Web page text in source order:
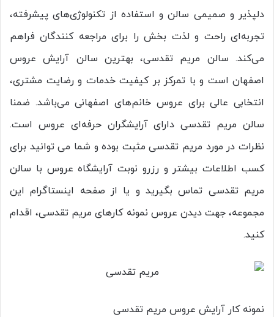
دلپذیر و صمیمی سالن و استفاده از تکنولوژی‌های پیشرفته،
تجربه‌ای راحت و لذت ‌بخش را برای مراجعه ‌کنندگان فراهم
می‌کند. سالن مریم تقدسی، بهترین سالن آرایش عروس
اصفهان است و با تمرکز بر کیفیت خدمات و رضایت مشتری،
انتخابی عالی برای عروس خانم‌های اصفهانی می‌باشد. ضمنا
سالن مریم تقدسی دارای آرایشگران حرفه‌ای عروس است.
نظرات در مورد مریم تقدسی مثبت بوده و شما می توانید برای
کسب اطلاعات بیشتر و رزرو نوبت آرایشگاه عروس با سالن
مریم تقدسی تماس بگیرید و یا از صفحه اینستاگرام این
مجموعه، جهت دیدن عروس نمونه کارهای مریم تقدسی، اقدام
کنید.
نمونه کار آرایش عروس مریم تقدسی